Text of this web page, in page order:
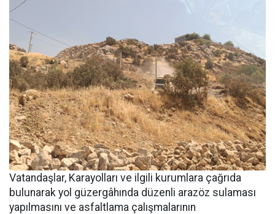
Vatandaşlar, Karayolları ve ilgili kurumlara çağrıda
bulunarak yol güzergâhında düzenli arazöz sulaması
yapılmasını ve asfaltlama çalışmalarının